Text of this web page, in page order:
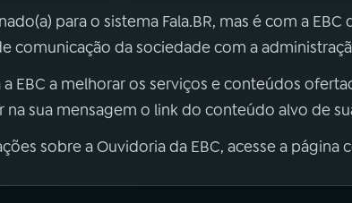
para o sistema Fala.BR, mas é com a EBC
comunicação da sociedade com a
EBC a melhorar os serviços e conteúdos
na sua mensagem o link do conteúdo alvo de
sobre a Ouvidoria da EBC, acesse a página